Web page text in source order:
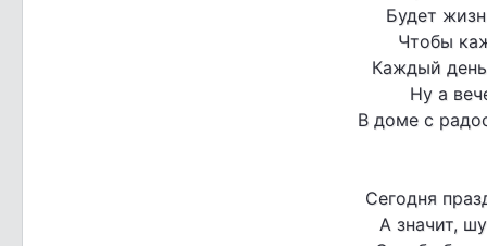
Будет
Чтобы
Каждый
Ну а
В доме с
Сегодня
А значит,